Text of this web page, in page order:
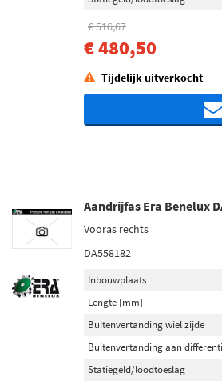
€ 516,67
€ 480,50
Tijdelijk uitverkocht
Aandrijfas Era Benelux
Vooras rechts
DA558182
Inbouwplaats
Lengte [mm]
Buitenvertanding wiel zijde
Buitenvertanding aan
Statiegeld/loodtoeslag